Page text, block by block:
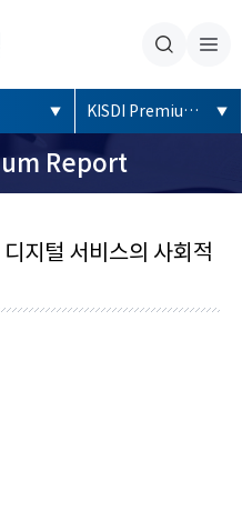
KISDI Premium Report
Report
지털 서비스의 사회적